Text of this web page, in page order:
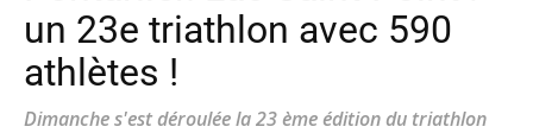
un 23e triathlon avec 590
athlètes !
Dimanche s'est déroulée la 23 ème édition du triathlon